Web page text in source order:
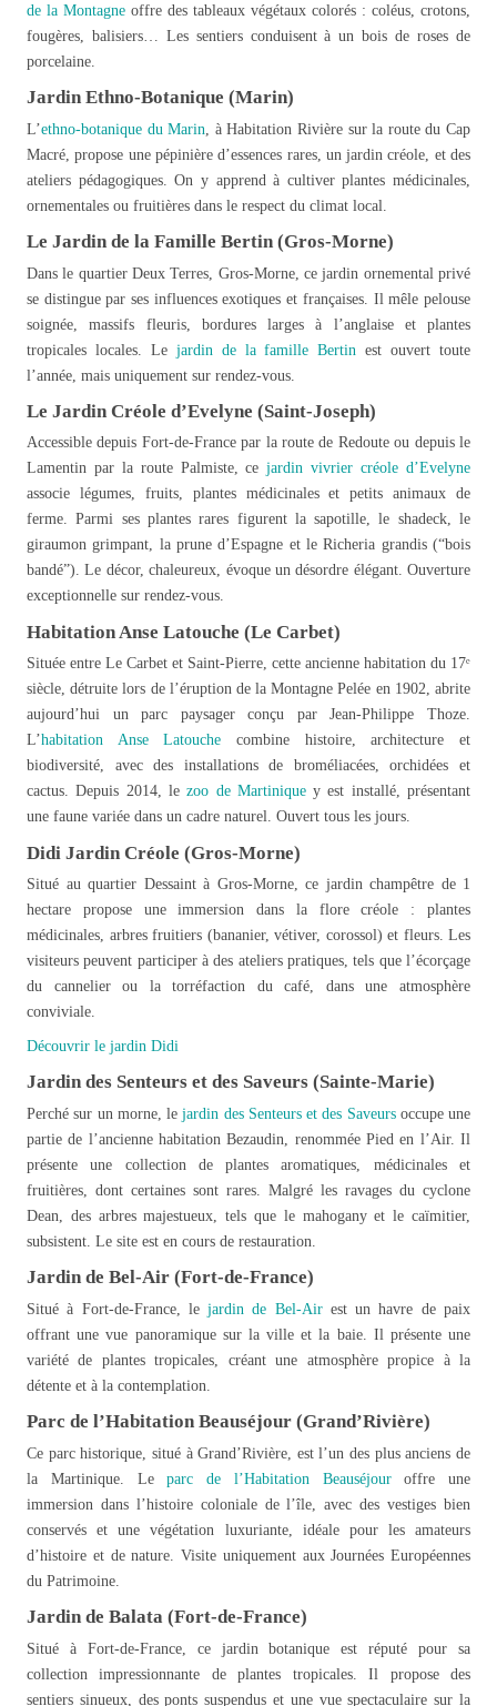
de la Montagne offre des tableaux végétaux colorés : coléus, crotons,
fougères, balisiers… Les sentiers conduisent à un bois de roses de
porcelaine.
Jardin Ethno-Botanique (Marin)
L’ethno-botanique du Marin , à Habitation Rivière sur la route du Cap
Macré, propose une pépinière d’essences rares, un jardin créole, et des
ateliers pédagogiques. On y apprend à cultiver plantes médicinales,
ornementales ou fruitières dans le respect du climat local.
Le Jardin de la Famille Bertin (Gros-Morne)
Dans le quartier Deux Terres, Gros-Morne, ce jardin ornemental privé
se distingue par ses influences exotiques et françaises. Il mêle pelouse
soignée, massifs fleuris, bordures larges à l’anglaise et plantes
tropicales locales. Le jardin de la famille Bertin est ouvert toute
l’année, mais uniquement sur rendez-vous.
Le Jardin Créole d’Evelyne (Saint-Joseph)
Accessible depuis Fort-de-France par la route de Redoute ou depuis le
Lamentin par la route Palmiste, cejardin vivrier créole d’Evelyne
associe légumes, fruits, plantes médicinales et petits animaux de
ferme. Parmi ses plantes rares figurent la sapotille, le shadeck, le
giraumon grimpant, la prune d’Espagne et le Richeria grandis (“bois
bandé”). Le décor, chaleureux, évoque un désordre élégant. Ouverture
exceptionnelle sur rendez-vous.
Habitation Anse Latouche (Le Carbet)
Située entre Le Carbet et Saint-Pierre, cette ancienne habitation du 17ᵉ
siècle, détruite lors de l’éruption de la Montagne Pelée en 1902, abrite
aujourd’hui un parc paysager conçu par Jean-Philippe Thoze.
L’habitation Anse Latouche combine histoire, architecture et
biodiversité, avec des installations de broméliacées, orchidées et
cactus. Depuis 2014, lezoo de Martiniquey est installé, présentant
une faune variée dans un cadre naturel. Ouvert tous les jours.
Didi Jardin Créole (Gros-Morne)
Situé au quartier Dessaint à Gros-Morne, ce jardin champêtre de 1
hectare propose une immersion dans la flore créole : plantes
médicinales, arbres fruitiers (bananier, vétiver, corossol) et fleurs. Les
visiteurs peuvent participer à des ateliers pratiques, tels que l’écorçage
du cannelier ou la torréfaction du café, dans une atmosphère
conviviale.
Découvrir le jardin Didi
Jardin des Senteurs et des Saveurs (Sainte-Marie)
Perché sur un morne, lejardin des Senteurs et des Saveursoccupe une
partie de l’ancienne habitation Bezaudin, renommée Pied en l’Air. Il
présente une collection de plantes aromatiques, médicinales et
fruitières, dont certaines sont rares. Malgré les ravages du cyclone
Dean, des arbres majestueux, tels que le mahogany et le caïmitier,
subsistent. Le site est en cours de restauration.
Jardin de Bel-Air (Fort-de-France)
Situé à Fort-de-France, lejardin de Bel-Airest un havre de paix
offrant une vue panoramique sur la ville et la baie. Il présente une
variété de plantes tropicales, créant une atmosphère propice à la
détente et à la contemplation.
Parc de l’Habitation Beauséjour (Grand’Rivière)
Ce parc historique, situé à Grand’Rivière, est l’un des plus anciens de
la Martinique. Leparc de l’Habitation Beauséjouroffre une
immersion dans l’histoire coloniale de l’île, avec des vestiges bien
conservés et une végétation luxuriante, idéale pour les amateurs
d’histoire et de nature. Visite uniquement aux Journées Européennes
du Patrimoine.
Jardin de Balata (Fort-de-France)
Situé à Fort-de-France, ce jardin botanique est réputé pour sa
collection impressionnante de plantes tropicales. Il propose des
sentiers sinueux, des ponts suspendus et une vue spectaculaire sur la